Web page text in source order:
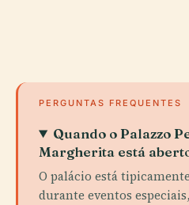
PERGUNTAS FREQUENTES
Quando o Palazzo
Margherita está
O palácio está
durante eventos